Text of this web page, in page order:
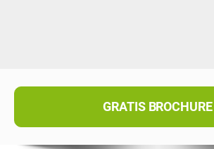
GRATIS BROCHURE